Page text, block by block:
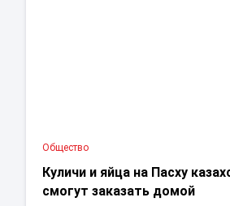
Общество
Куличи и яйца на Пасху
смогут заказать домой